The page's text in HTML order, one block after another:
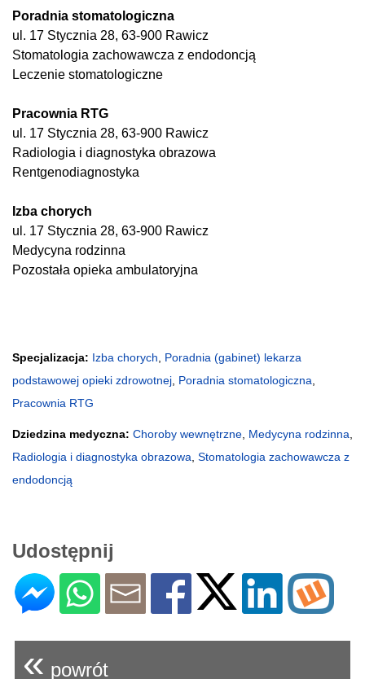
Poradnia stomatologiczna
ul. 17 Stycznia 28, 63-900 Rawicz
Stomatologia zachowawcza z endodoncją
Leczenie stomatologiczne
Pracownia RTG
ul. 17 Stycznia 28, 63-900 Rawicz
Radiologia i diagnostyka obrazowa
Rentgenodiagnostyka
Izba chorych
ul. 17 Stycznia 28, 63-900 Rawicz
Medycyna rodzinna
Pozostała opieka ambulatoryjna
Specjalizacja: Izba chorych
Poradnia (gabinet) lekarza
podstawowej opieki zdrowotnej Poradnia stomatologiczna
Pracownia RTG
Dziedzina medyczna: Choroby wewnętrzne Medycyna rodzinna
Radiologia i diagnostyka obrazowa Stomatologia zachowawcza z
endodoncją
Udostępnij
« powrót